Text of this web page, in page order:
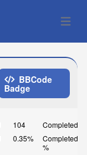
Open
BBCode
Badge
104
0.35%
Completed
Completed
%